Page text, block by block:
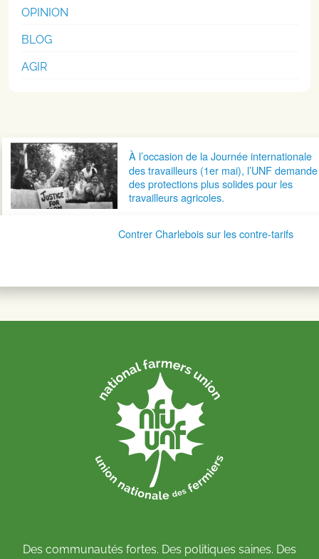
OPINION
BLOG
AGIR
Navigation postaleÀ l’occasion de la Journée internationale
des travailleurs (1er mai), l’UNF demande
des protections plus solides pour les
travailleurs agricoles.
Contrer Charlebois sur les contre-tarifs
Des communautés fortes. Des politiques saines. Des